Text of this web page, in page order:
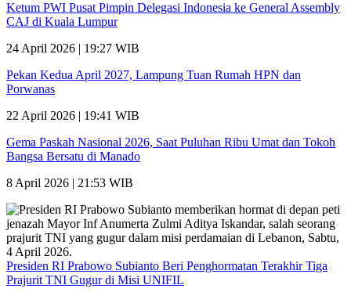
Ketum PWI Pusat Pimpin Delegasi Indonesia ke General Assembly
CAJ di Kuala Lumpur
24 April 2026 | 19:27 WIB
Pekan Kedua April 2027, Lampung Tuan Rumah HPN dan
Porwanas
22 April 2026 | 19:41 WIB
Gema Paskah Nasional 2026, Saat Puluhan Ribu Umat dan Tokoh
Bangsa Bersatu di Manado
8 April 2026 | 21:53 WIB
Presiden RI Prabowo Subianto Beri Penghormatan Terakhir Tiga
Prajurit TNI Gugur di Misi UNIFIL